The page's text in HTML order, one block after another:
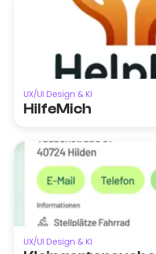
UX/UI Design & KI
HilfeMich
UX/UI Design & KI